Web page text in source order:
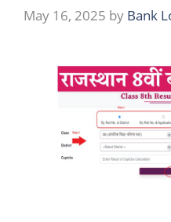
May 16, 2025 by Bank